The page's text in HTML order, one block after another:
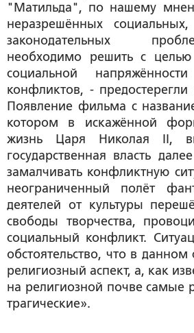
"Матильда", по нашему
неразрешённых
законодательных
необходимо решить с целью
социальной
конфликтов, -
Появление фильма с
котором в искажённой
жизнь Царя Николая II,
государственная власть
замалчивать конфликтную
неограниченный полёт
деятелей от культуры
свободы творчества,
социальный конфликт.
обстоятельство, что в данном
религиозный аспект, а, как
на религиозной почве самые
трагические».